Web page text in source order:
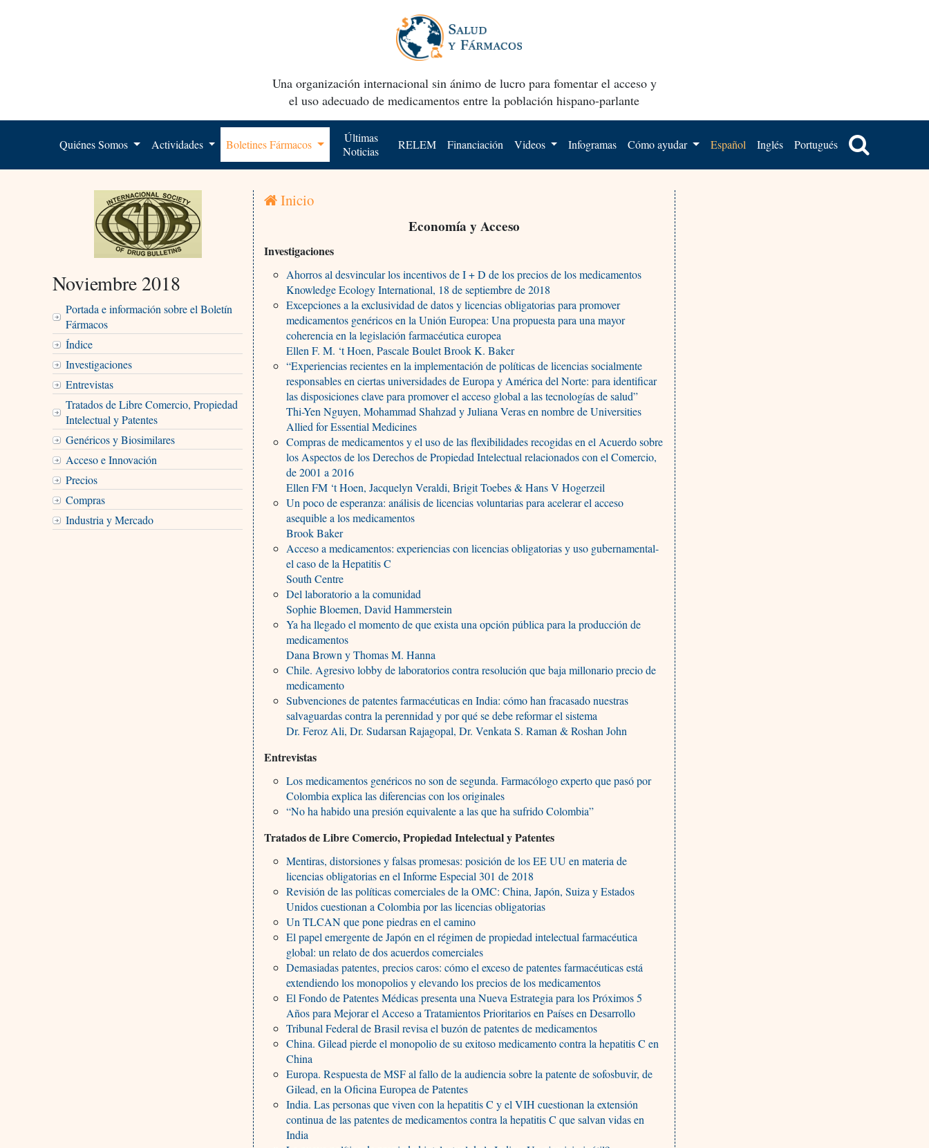
Una organización internacional sin ánimo de lucro para fomentar el acceso y
el uso adecuado de medicamentos entre la población hispano-parlante
Quiénes Somos Actividades Boletines Fármacos
Últimas
Noticias
RELEM Financiación Videos Infogramas Cómo ayudar Español Inglés Portugués
Noviembre 2018
Portada e información sobre el Boletín
Fármacos
Índice
Investigaciones
Entrevistas
Tratados de Libre Comercio, Propiedad
Intelectual y Patentes
Genéricos y Biosimilares
Acceso e Innovación
Precios
Compras
Industria y Mercado
Inicio
Economía y Acceso
Investigaciones
Ahorros al desvincular los incentivos de I + D de los precios de los medicamentos
Knowledge Ecology International, 18 de septiembre de 2018
Excepciones a la exclusividad de datos y licencias obligatorias para promover
medicamentos genéricos en la Unión Europea: Una propuesta para una mayor
coherencia en la legislación farmacéutica europea
Ellen F. M. ‘t Hoen, Pascale Boulet Brook K. Baker
“Experiencias recientes en la implementación de políticas de licencias socialmente
responsables en ciertas universidades de Europa y América del Norte: para identificar
las disposiciones clave para promover el acceso global a las tecnologías de salud”
Thi-Yen Nguyen, Mohammad Shahzad y Juliana Veras en nombre de Universities
Allied for Essential Medicines
Compras de medicamentos y el uso de las flexibilidades recogidas en el Acuerdo sobre
los Aspectos de los Derechos de Propiedad Intelectual relacionados con el Comercio,
de 2001 a 2016
Ellen FM ‘t Hoen, Jacquelyn Veraldi, Brigit Toebes & Hans V Hogerzeil
Un poco de esperanza: análisis de licencias voluntarias para acelerar el acceso
asequible a los medicamentos
Brook Baker
Acceso a medicamentos: experiencias con licencias obligatorias y uso gubernamental-
el caso de la Hepatitis C
South Centre
Del laboratorio a la comunidad
Sophie Bloemen, David Hammerstein
Ya ha llegado el momento de que exista una opción pública para la producción de
medicamentos
Dana Brown y Thomas M. Hanna
Chile. Agresivo lobby de laboratorios contra resolución que baja millonario precio de
medicamento
Subvenciones de patentes farmacéuticas en India: cómo han fracasado nuestras
salvaguardas contra la perennidad y por qué se debe reformar el sistema
Dr. Feroz Ali, Dr. Sudarsan Rajagopal, Dr. Venkata S. Raman & Roshan John
Entrevistas
Los medicamentos genéricos no son de segunda. Farmacólogo experto que pasó por
Colombia explica las diferencias con los originales
“No ha habido una presión equivalente a las que ha sufrido Colombia”
Tratados de Libre Comercio, Propiedad Intelectual y Patentes
Mentiras, distorsiones y falsas promesas: posición de los EE UU en materia de
licencias obligatorias en el Informe Especial 301 de 2018
Revisión de las políticas comerciales de la OMC: China, Japón, Suiza y Estados
Unidos cuestionan a Colombia por las licencias obligatorias
Un TLCAN que pone piedras en el camino
El papel emergente de Japón en el régimen de propiedad intelectual farmacéutica
global: un relato de dos acuerdos comerciales
Demasiadas patentes, precios caros: cómo el exceso de patentes farmacéuticas está
extendiendo los monopolios y elevando los precios de los medicamentos
El Fondo de Patentes Médicas presenta una Nueva Estrategia para los Próximos 5
Años para Mejorar el Acceso a Tratamientos Prioritarios en Países en Desarrollo
Tribunal Federal de Brasil revisa el buzón de patentes de medicamentos
China. Gilead pierde el monopolio de su exitoso medicamento contra la hepatitis C en
China
Europa. Respuesta de MSF al fallo de la audiencia sobre la patente de sofosbuvir, de
Gilead, en la Oficina Europea de Patentes
India. Las personas que viven con la hepatitis C y el VIH cuestionan la extensión
continua de las patentes de medicamentos contra la hepatitis C que salvan vidas en
India